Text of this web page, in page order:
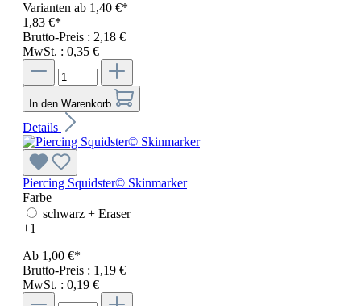
Varianten ab 1,40 €*
1,83 €*
Brutto-Preis : 2,18 €
MwSt. : 0,35 €
In den Warenkorb
Details
Piercing Squidster© Skinmarker
Farbe
schwarz + Eraser
+1
Ab 1,00 €*
Brutto-Preis : 1,19 €
MwSt. : 0,19 €